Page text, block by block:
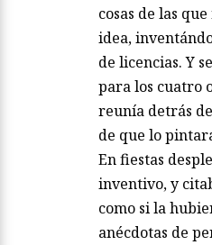
cosas de las
idea,
de licencias. Y
para los cuatro
reunía detrás
de que lo
En fiestas
inventivo, y
como si la
anécdotas de